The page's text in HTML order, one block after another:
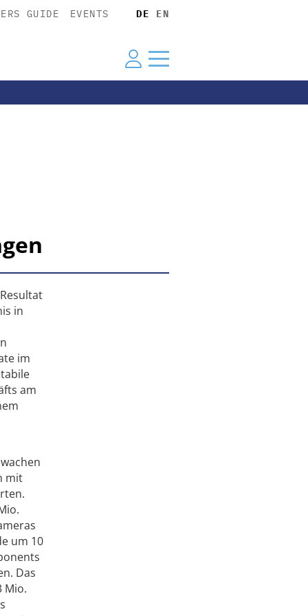
GUIDE EVENTS DE EN
in
im
am
mit
um 10
Das
Mio.